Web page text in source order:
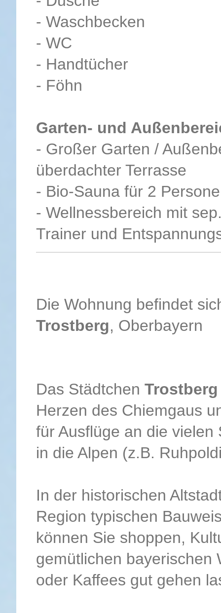
- Waschbecken
- WC
- Handtücher
- Föhn
Garten- und
- Großer Garten /
überdachter Terrasse
- Bio-Sauna für 2
- Wellnessbereich mit
Trainer und
Die Wohnung befindet
Trostberg, Oberbayern
Das Städtchen Trostberg
Herzen des Chiemgaus
für Ausflüge an die
in die Alpen (z.B.
In der historischen
Region typischen
können Sie shoppen,
gemütlichen bayerischen
oder Kaffees gut gehen